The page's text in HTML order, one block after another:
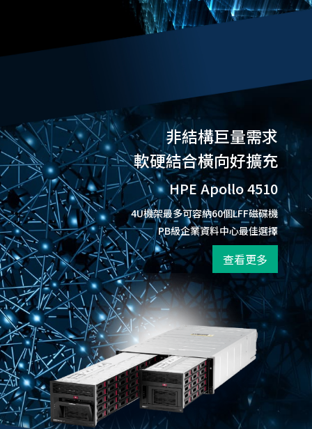
非結構巨量需求
軟硬結合橫向好擴充
HPE Apollo 4510
4U機架最多可容納60個LFF磁碟機
PB級企業資料中心最佳選擇
查看更多